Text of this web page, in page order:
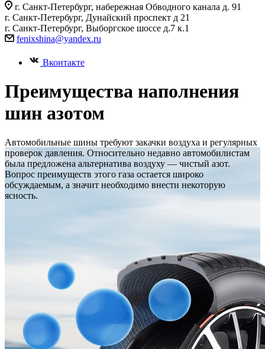
г. Санкт-Петербург, набережная Обводного канала д. 91
г. Санкт-Петербург, Дунайский проспект д 21
г. Санкт-Петербург, Выборгское шоссе д.7 к.1
fenixshina@yandex.ru
Вконтакте
Преимущества наполнения
шин азотом
Автомобильные шины требуют закачки воздуха и регулярных
проверок давления. Относительно недавно автомобилистам
была предложена альтернатива воздуху — чистый азот.
Вопрос преимуществ этого газа остается широко
обсуждаемым, а значит необходимо внести некоторую
ясность.